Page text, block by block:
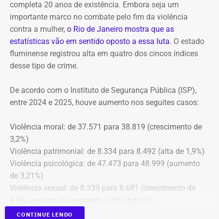
presidente do Itaprevi Fernanda; do ex-prefeito de Itaguaí,
Rubem Vieira de Souza, o Rubão; e de outros diretores e
conselheiros do fundo municipal.
Além disso, o tribunal aprovou a expedição de ofício com
cópia integral do processo ao Ministério Público do
apuração de possíveis ilícitos nas esferas cível e criminal,
e à Secretaria de Regime Próprio e Complementar do
completa 20 anos de existência. Embora seja um
importante marco no combate pelo fim da violência
contra a mulher, o Rio de Janeiro mostra que as
estatísticas vão em sentido oposto a essa luta. O estado
fluminense registrou alta em quatro dos cincos índices
desse tipo de crime.
De acordo com o Instituto de Segurança Pública (ISP),
entre 2024 e 2025, houve aumento nos seguites casos:
Violência moral: de 37.571 para 38.819 (crescimento de
3,2%)
Violência patrimonial: de 8.334 para 8.492 (alta de 1,9%)
Violência psicológica: de 47.473 para 48.999 (aumento
de 3,21%)
Violência sexual: de 8.339 para 8.681 (crescimento de
A única estatística que apresentou queda foi a de
CONTINUE LENDO